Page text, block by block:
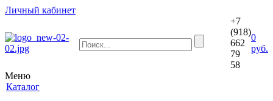
Личный кабинет
+7
(918)
662
79
58
0
руб.
Меню
Каталог